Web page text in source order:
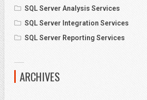
SQL Server Analysis Services
SQL Server Integration Services
SQL Server Reporting Services
ARCHIVES